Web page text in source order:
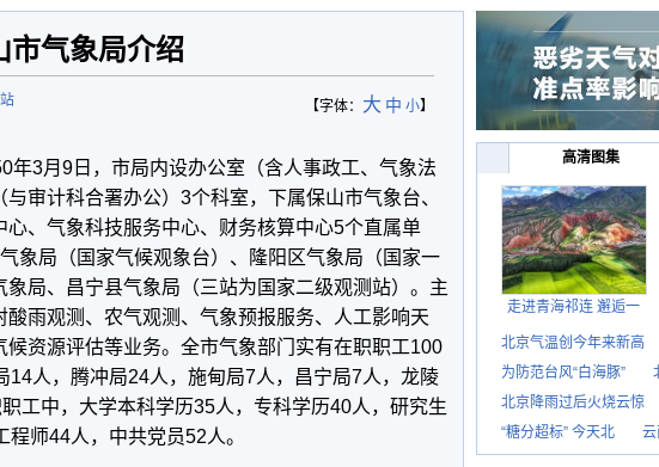
市气象局介绍
【字体： 大 中 小】
3月9日，市局内设办公室（含人事政工、气象法
审计科合署办公）3个科室，下属保山市气象台、
、气象科技服务中心、财务核算中心5个直属单
象局（国家气候观象台）、隆阳区气象局（国家一
局、昌宁县气象局（三站为国家二级观测站）。主
雨观测、农气观测、气象预报服务、人工影响天
资源评估等业务。全市气象部门实有在职职工100
14人，腾冲局24人，施甸局7人，昌宁局7人，龙陵
工中，大学本科学历35人，专科学历40人，研究生
师44人，中共党员52人。
高清图集
走进青海祁连 邂逅一
北京气温创今年来新高
为防范台风“白海豚”
北京降雨过后火烧云惊
“糖分超标” 今天北
云